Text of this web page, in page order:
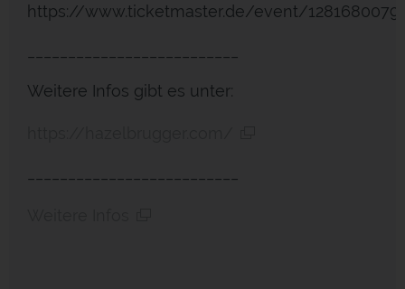
https://www.ticketmaster.de/event/1281680079
Weitere Infos gibt es unter: